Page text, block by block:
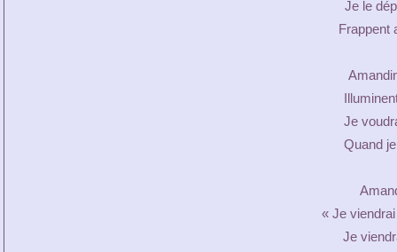
Je le
Frappent
Je
Quand
« Je
Je